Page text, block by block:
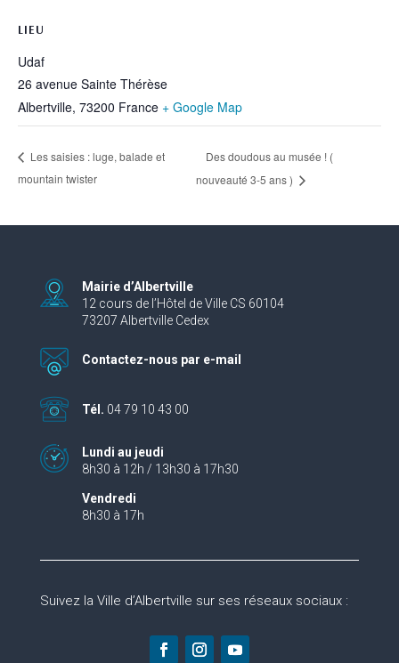
LIEU
Udaf
26 avenue Sainte Thérèse
Albertville, 73200 France + Google Map
Les saisies : luge, balade et
mountain twister
Des doudous au musée ! (
nouveauté 3-5 ans )
Mairie d’Albertville
12 cours de l’Hôtel de Ville CS 60104
73207 Albertville Cedex
Contactez-nous par e-mail
Tél. 04 79 10 43 00
Lundi au jeudi
8h30 à 12h / 13h30 à 17h30
Vendredi
8h30 à 17h
Suivez la Ville d’Albertville sur ses réseaux sociaux :